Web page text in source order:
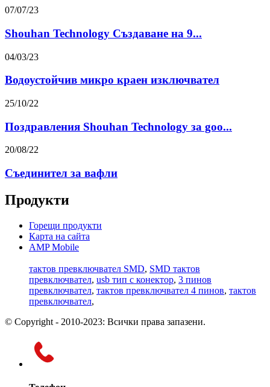
07/07/23
Shouhan Technology Създаване на 9...
04/03/23
Водоустойчив микро краен изключвател
25/10/22
Поздравления Shouhan Technology за goo...
20/08/22
Съединител за вафли
Продукти
Горещи продукти
Карта на сайта
AMP Mobile
тактов превключвател SMD, SMD тактов
превключвател, usb тип c конектор, 3 пинов
превключвател, тактов превключвател 4 пинов, тактов
превключвател,
© Copyright - 2010-2023: Всички права запазени.